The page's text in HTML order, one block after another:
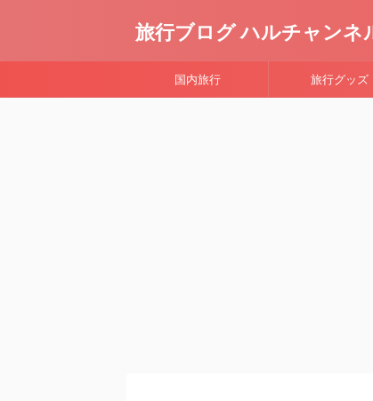
旅行ブログ ハルチャンネ
国内旅行 旅行グッズ